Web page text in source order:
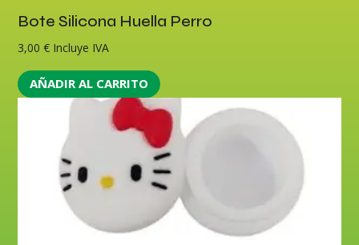
Bote Silicona Huella Perro
3,00€ Incluye IVA
AÑADIR AL CARRITO